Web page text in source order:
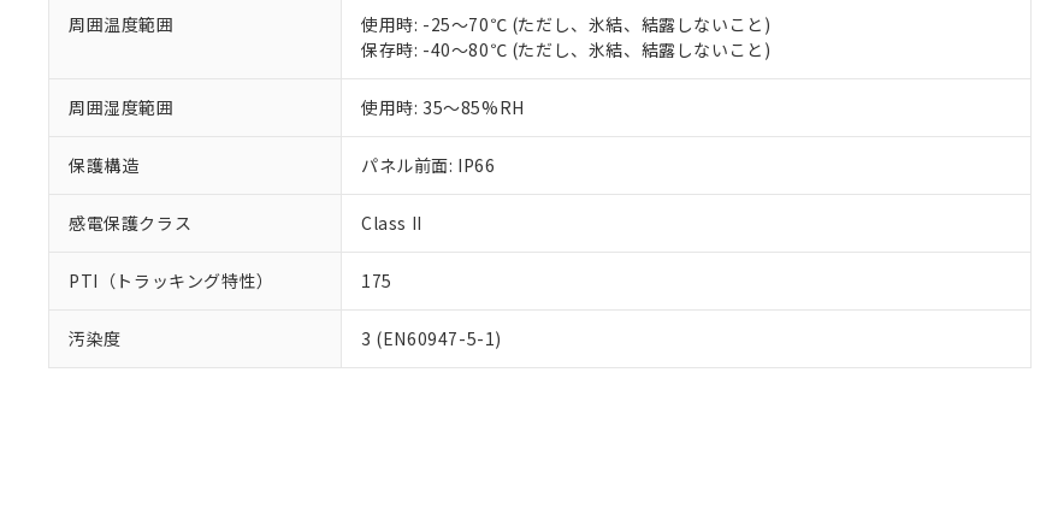
周囲温度範囲
使用時: -25～70℃ (ただし、氷結、結露しないこと)
保存時: -40～80℃ (ただし、氷結、結露しないこと)
周囲湿度範囲 使用時: 35～85%RH
保護構造 パネル前面: IP66
感電保護クラス Class II
PTI（トラッキング特性） 175
汚染度 3 (EN60947-5-1)
り割愛しております。